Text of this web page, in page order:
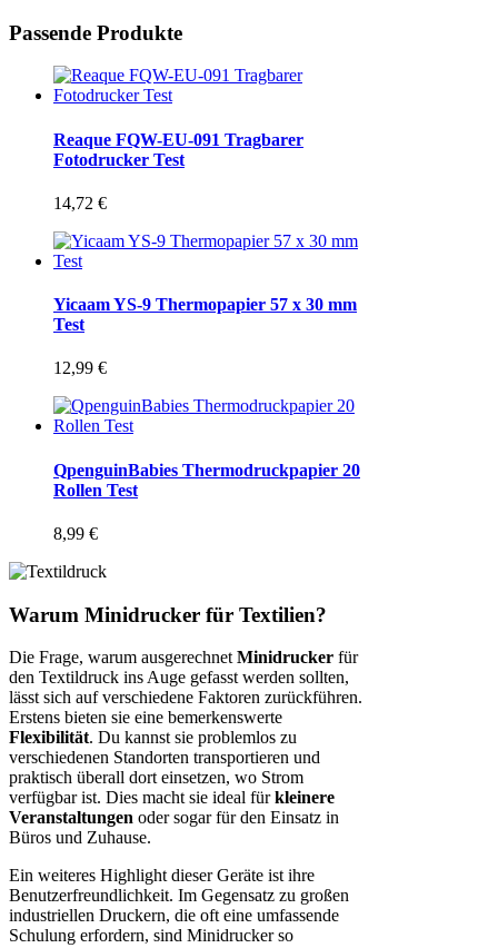
Passende Produkte
Reaque FQW-EU-091 Tragbarer
Fotodrucker Test
14,72 €
Yicaam YS-9 Thermopapier 57 x 30 mm
Test
12,99 €
QpenguinBabies Thermodruckpapier 20
Rollen Test
8,99 €
Warum Minidrucker für Textilien?
Die Frage, warum ausgerechnetMinidrucker für
den Textildruck ins Auge gefasst werden sollten,
lässt sich auf verschiedene Faktoren zurückführen.
Erstens bieten sie eine bemerkenswerte
Flexibilität. Du kannst sie problemlos zu
verschiedenen Standorten transportieren und
praktisch überall dort einsetzen, wo Strom
verfügbar ist. Dies macht sie ideal fürkleinere
Veranstaltungen oder sogar für den Einsatz in
Büros und Zuhause.
Ein weiteres Highlight dieser Geräte ist ihre
Benutzerfreundlichkeit. Im Gegensatz zu großen
industriellen Druckern, die oft eine umfassende
Schulung erfordern, sind Minidrucker so